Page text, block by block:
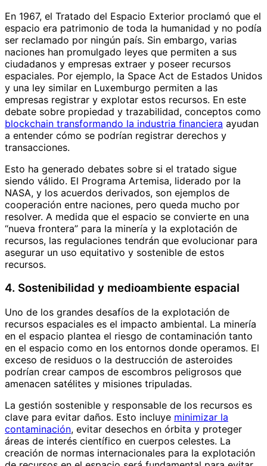
En 1967, el Tratado del Espacio Exterior proclamó que el
espacio era patrimonio de toda la humanidad y no podía
ser reclamado por ningún país. Sin embargo, varias
naciones han promulgado leyes que permiten a sus
ciudadanos y empresas extraer y poseer recursos
espaciales. Por ejemplo, la Space Act de Estados Unidos
y una ley similar en Luxemburgo permiten a las
empresas registrar y explotar estos recursos. En este
debate sobre propiedad y trazabilidad, conceptos como
blockchain transformando la industria financiera ayudan
a entender cómo se podrían registrar derechos y
transacciones.
Esto ha generado debates sobre si el tratado sigue
siendo válido. El Programa Artemisa, liderado por la
NASA, y los acuerdos derivados, son ejemplos de
cooperación entre naciones, pero queda mucho por
resolver. A medida que el espacio se convierte en una
“nueva frontera” para la minería y la explotación de
recursos, las regulaciones tendrán que evolucionar para
asegurar un uso equitativo y sostenible de estos
recursos.
4. Sostenibilidad y medioambiente espacial
Uno de los grandes desafíos de la explotación de
recursos espaciales es el impacto ambiental. La minería
en el espacio plantea el riesgo de contaminación tanto
en el espacio como en los entornos donde operamos. El
exceso de residuos o la destrucción de asteroides
podrían crear campos de escombros peligrosos que
amenacen satélites y misiones tripuladas.
La gestión sostenible y responsable de los recursos es
clave para evitar daños. Esto incluye minimizar la
contaminación, evitar desechos en órbita y proteger
áreas de interés científico en cuerpos celestes. La
creación de normas internacionales para la explotación